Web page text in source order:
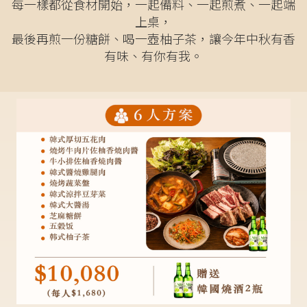
每一樣都從食材開始，一起備料、一起煎煮、一起端
上桌，
最後再煎一份糖餅、喝一壺柚子茶，讓今年中秋有香
有味、有你有我。